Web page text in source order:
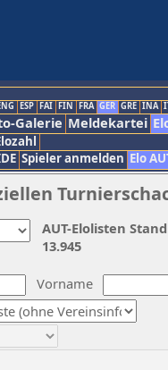
ESP FAI FIN FRA GER GRE INA
Galerie Meldekartei
Spieler anmelden Elo
Vorname
AUT-Elolisten
13.945